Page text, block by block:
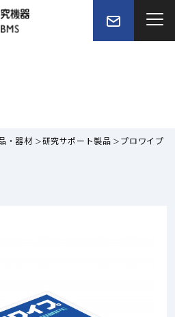
・器材 研究サポート製品 プロワイプ